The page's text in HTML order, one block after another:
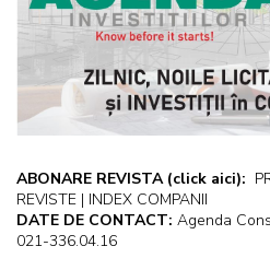
ABONARE REVISTA (click aici):
REVISTE | INDEX COMPANII
DATE DE CONTACT: Agenda
021-336.04.16